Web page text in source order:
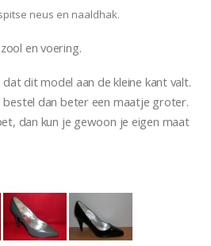
neus en naaldhak.
en voering.
dit model aan de kleine kant valt.
dan beter een maatje groter.
dan kun je gewoon je eigen maat